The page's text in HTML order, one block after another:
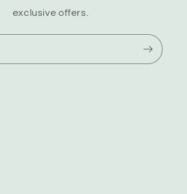
exclusive offers.